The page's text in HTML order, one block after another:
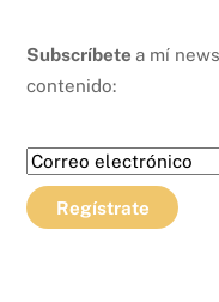
Subscríbete a mí
contenido: